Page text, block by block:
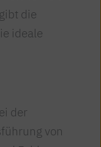
die
ideale
der
von